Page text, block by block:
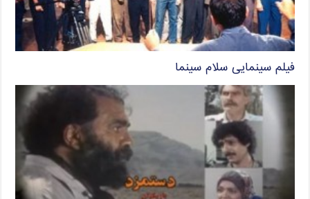
فیلم سینمایی سلام سینما